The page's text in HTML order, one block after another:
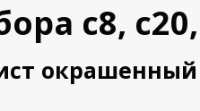
с8,